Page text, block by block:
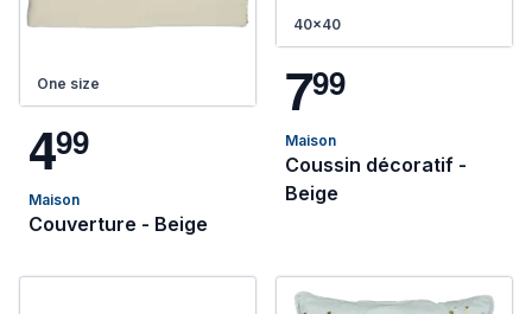
One size
499
Maison
Couverture - Beige
40x40
799
Maison
Coussin décoratif -
Beige